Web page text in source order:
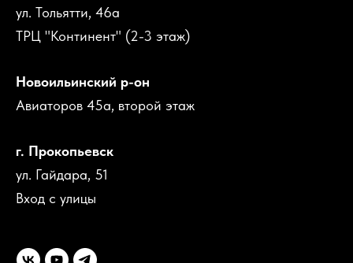
ул. Тольятти, 46а
ТРЦ "Континент" (2-3 этаж)
Новоильинский р-он
Авиаторов 45а, второй этаж
г. Прокопьевск
ул. Гайдара, 51
Вход с улицы